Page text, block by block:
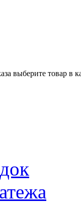
выберите товар в